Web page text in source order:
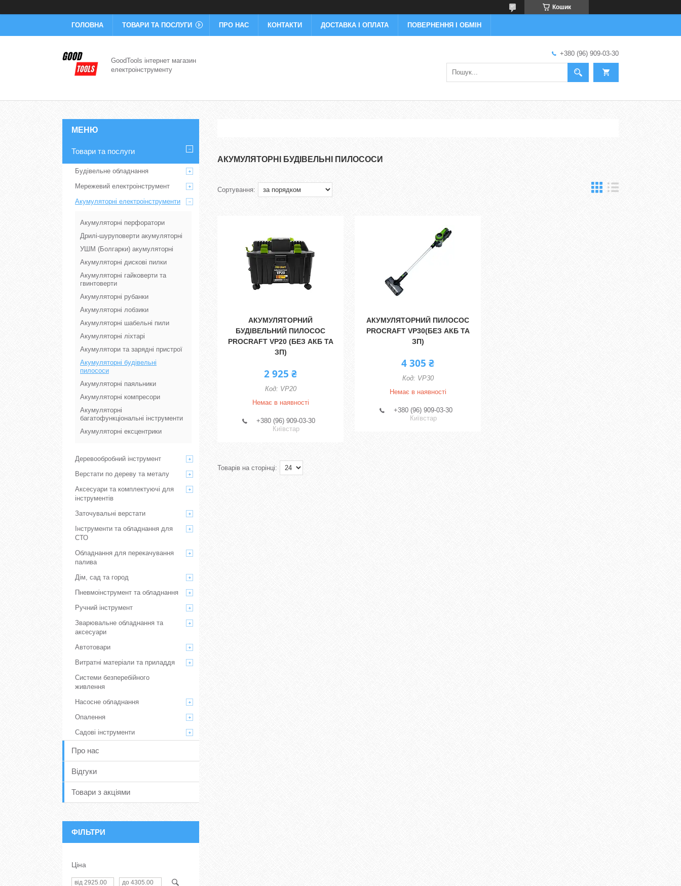
Кошик
ГОЛОВНА ТОВАРИ ТА ПОСЛУГИ ПРО НАС КОНТАКТИ ДОСТАВКА І ОПЛАТА ПОВЕРНЕННЯ І ОБМІН
GoodTools інтернет магазин
електроінструменту
+380 (96) 909-03-30
АКУМУЛЯТОРНІ БУДІВЕЛЬНІ ПИЛОСОСИ
АКУМУЛЯТОРНИЙ
БУДІВЕЛЬНИЙ ПИЛОСОС
PROCRAFT VP20 (БЕЗ АКБ ТА
ЗП)
2 925 ₴
VP20
Немає в наявності
+380 (96) 909-03-30
Київстар
АКУМУЛЯТОРНИЙ ПИЛОСОС
PROCRAFT VP30(БЕЗ АКБ ТА
ЗП)
4 305 ₴
VP30
Немає в наявності
+380 (96) 909-03-30
Київстар
Товари та послуги
Будівельне обладнання
Мережевий електроінструмент
Акумуляторні електроінструменти
Акумуляторні перфоратори
Дрилі-шуруповерти акумуляторні
УШМ (Болгарки) акумуляторні
Акумуляторні дискові пилки
Акумуляторні гайковерти та
гвинтоверти
Акумуляторні рубанки
Акумуляторні лобзики
Акумуляторні шабельні пили
Акумуляторні ліхтарі
Акумулятори та зарядні пристрої
Акумуляторні будівельні
пилососи
Акумуляторні паяльники
Акумуляторні компресори
Акумуляторні
багатофункціональні інструменти
Акумуляторні ексцентрики
Деревообробний інструмент
Верстати по дереву та металу
Аксесуари та комплектуючі для
інструментів
Заточувальні верстати
Інструменти та обладнання для
СТО
Обладнання для перекачування
палива
Дім, сад та город
Пневмоінструмент та обладнання
Ручний інструмент
Зварювальне обладнання та
аксесуари
Автотовари
Витратні матеріали та приладдя
Системи безперебійного
живлення
Насосне обладнання
Опалення
Садові інструменти
Про нас
Відгуки
Товари з акціями
ФІЛЬТРИ
Ціна